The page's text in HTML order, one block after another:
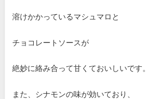
溶けかかっているマシュマロと
チョコレートソースが
絶妙に絡み合って甘くておいしいです。
また、シナモンの味が効いており、